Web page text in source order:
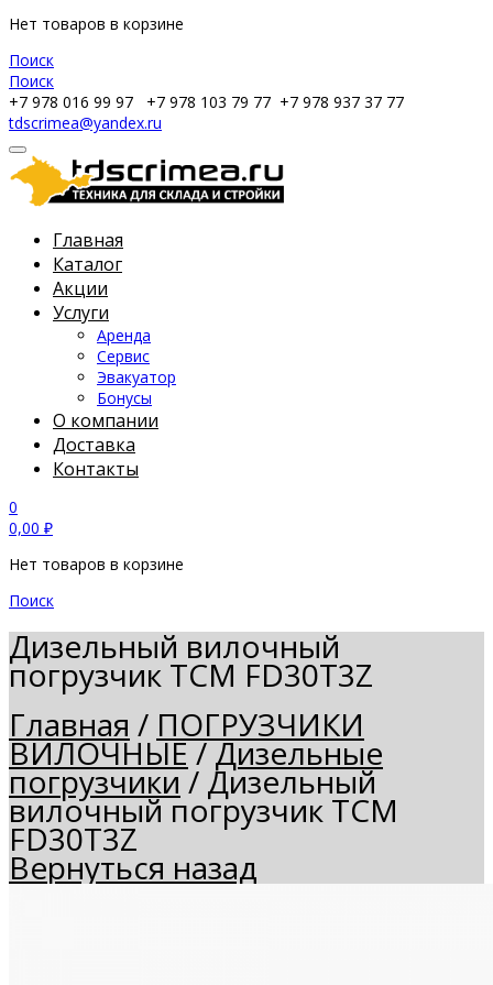
Нет товаров в корзине
Поиск
Поиск
+7 978 016 99 97
+7 978 103 79 77 +7 978 937 37 77
tdscrimea@yandex.ru
Главная
Каталог
Акции
Услуги
Аренда
Сервис
Эвакуатор
Бонусы
О компании
Доставка
Контакты
0
0,00 ₽
Нет товаров в корзине
Поиск
Дизельный вилочный
погрузчик TCM FD30T3Z
Главная / ПОГРУЗЧИКИ
ВИЛОЧНЫЕ/Дизельные
погрузчики/ Дизельный
вилочный погрузчик TCM
FD30T3Z
Вернуться назад